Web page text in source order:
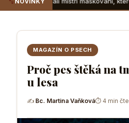
MAGAZÍN O PSECH
Proč pes štěká na
u lesa
✍ Bc. Martina Vaňková⏱ 4 min